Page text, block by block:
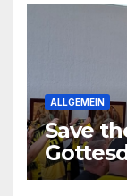
ALLGEMEIN
Save
2026